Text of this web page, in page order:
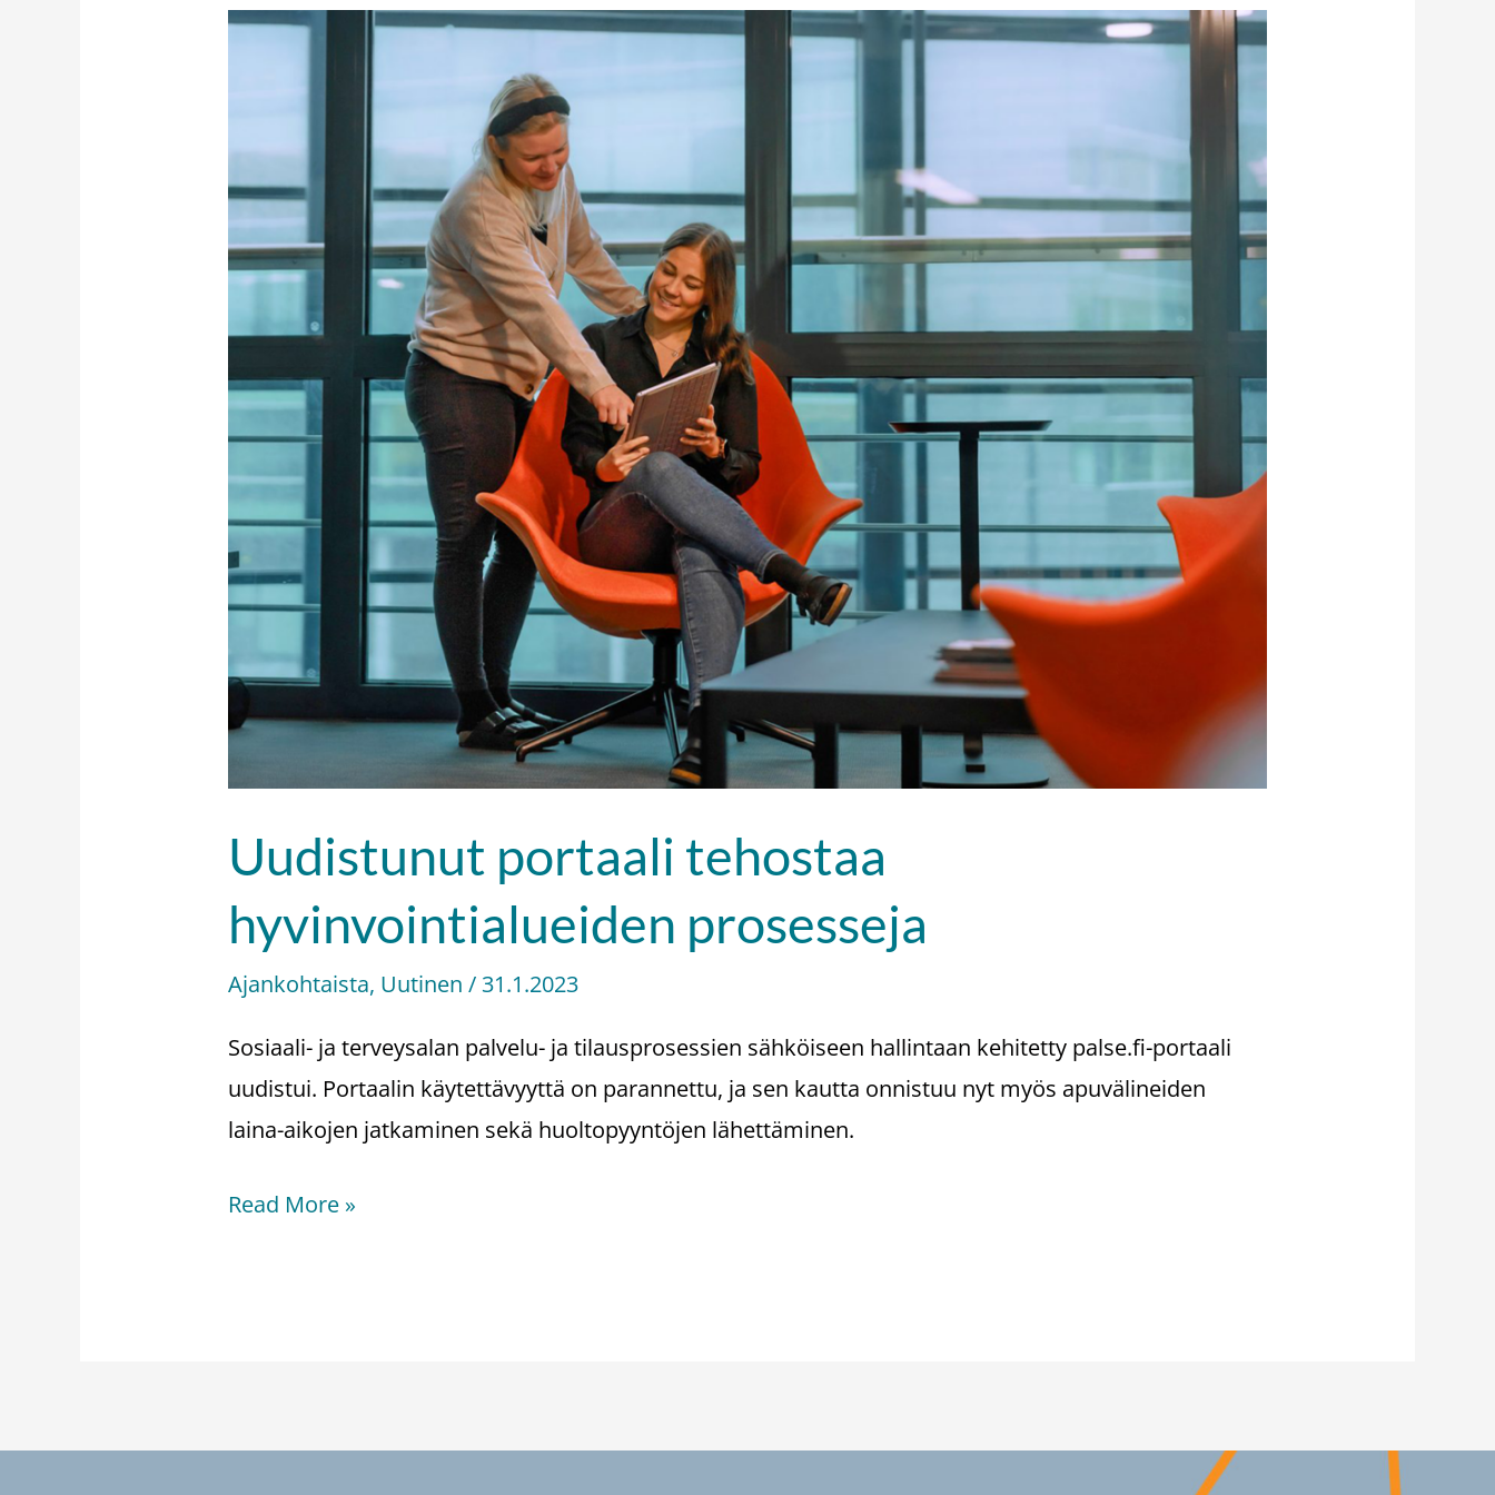
Uudistunut portaali tehostaa
hyvinvointialueiden prosesseja
Ajankohtaista, Uutinen /31.1.2023
Sosiaali- ja terveysalan palvelu- ja tilausprosessien sähköiseen hallintaan kehitetty palse.fi-portaali
uudistui. Portaalin käytettävyyttä on parannettu, ja sen kautta onnistuu nyt myös apuvälineiden
laina-aikojen jatkaminen sekä huoltopyyntöjen lähettäminen.
Uudistunut
hyvinvointialueiden
prosesseja
Read More »